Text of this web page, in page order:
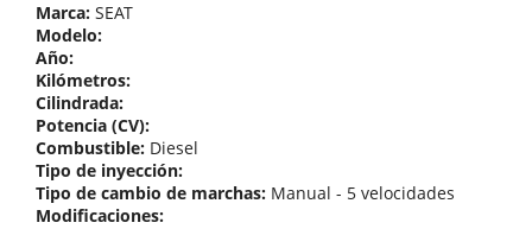
Marca: SEAT
Modelo:
Año:
Kilómetros:
Cilindrada:
Potencia (CV):
Combustible: Diesel
Tipo de inyección:
Tipo de cambio de marchas: Manual - 5 velocidades
Modificaciones: